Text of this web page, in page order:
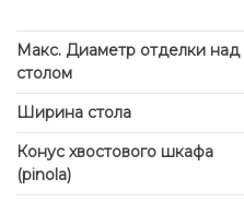
Макс. Диаметр отделки над
столом
Ширина стола
Конус хвостового шкафа
(pinola)